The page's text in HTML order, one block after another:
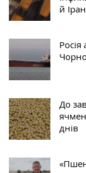
й
До
днів